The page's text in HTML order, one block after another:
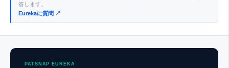
答します。
Eurekaに質問 ↗
PATSNAP EUREKA